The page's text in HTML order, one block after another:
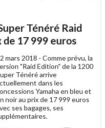
Ténéré Raid
17 999 euros
mars 2018 - Comme prévu, la
"Raid Edition" de la 1200
Ténéré arrive
dans les
Yamaha en bleu et
noir au prix de 17 999 euros
ses bagages, ses